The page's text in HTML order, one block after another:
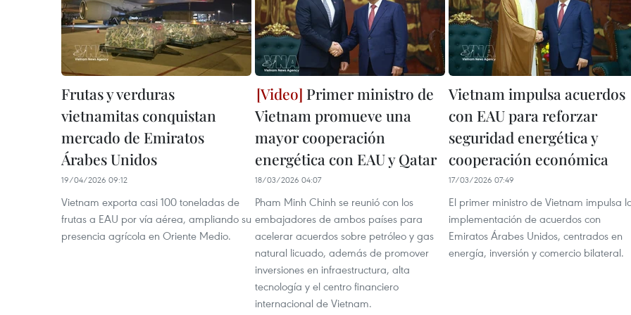
Frutas y verduras
vietnamitas conquistan
mercado de Emiratos
Árabes Unidos
19/04/2026 09:12
Vietnam exporta casi 100 toneladas de
frutas a EAU por vía aérea, ampliando su
presencia agrícola en Oriente Medio.
Primer ministro de
Vietnam promueve una
mayor cooperación
energética con EAU y Qatar
18/03/2026 04:07
Pham Minh Chinh se reunió con los
embajadores de ambos países para
acelerar acuerdos sobre petróleo y gas
natural licuado, además de promover
inversiones en infraestructura, alta
tecnología y el centro financiero
internacional de Vietnam.
Vietnam impulsa acuerdos
con EAU para reforzar
seguridad energética y
cooperación económica
17/03/2026 07:49
El primer ministro de Vietnam impulsa
implementación de acuerdos con
Emiratos Árabes Unidos, centrados en
energía, inversión y comercio bilateral.